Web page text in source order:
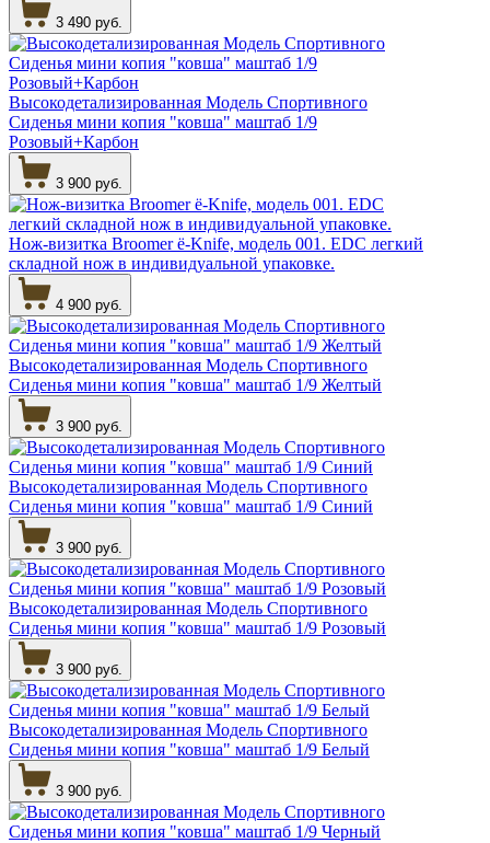
3 490 руб.
Высокодетализированная Модель Спортивного
Сиденья мини копия "ковша" маштаб 1/9
Розовый+Карбон
3 900 руб.
Нож-визитка Broomer ё-Knife, модель 001. EDC легкий
складной нож в индивидуальной упаковке.
4 900 руб.
Высокодетализированная Модель Спортивного
Сиденья мини копия "ковша" маштаб 1/9 Желтый
3 900 руб.
Высокодетализированная Модель Спортивного
Сиденья мини копия "ковша" маштаб 1/9 Синий
3 900 руб.
Высокодетализированная Модель Спортивного
Сиденья мини копия "ковша" маштаб 1/9 Розовый
3 900 руб.
Высокодетализированная Модель Спортивного
Сиденья мини копия "ковша" маштаб 1/9 Белый
3 900 руб.